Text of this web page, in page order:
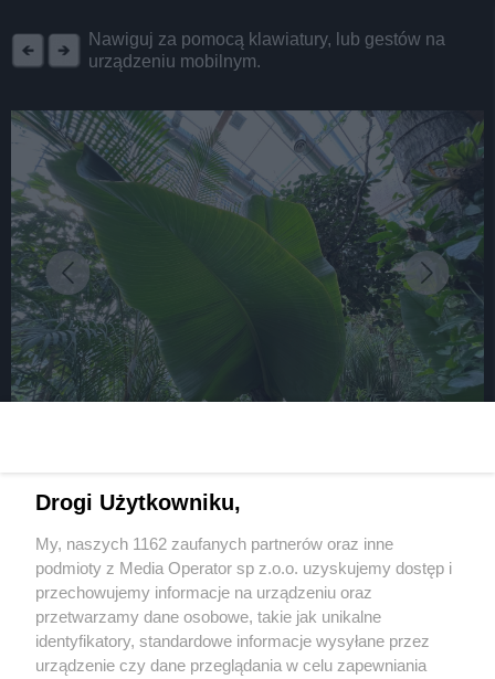
Nawiguj za pomocą klawiatury, lub gestów na
urządzeniu mobilnym.
W śląskim zoo wyrósł las deszczowy Ameryki
5 / 25
Chorzów zoo las deszczowy
Wydawca mediów lokalnych
Drogi Użytkowniku,
My, naszych 1162 zaufanych partnerów oraz inne
podmioty z Media Operator sp z.o.o. uzyskujemy dostęp i
przechowujemy informacje na urządzeniu oraz
przetwarzamy dane osobowe, takie jak unikalne
identyfikatory, standardowe informacje wysyłane przez
urządzenie czy dane przeglądania w celu zapewniania